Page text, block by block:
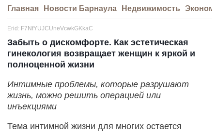
Главная Новости Барнаула Недвижимость
Erid: F7NfYUJCUneVcwkGKkaC
Забыть о дискомфорте. Как эстетическая
гинекология возвращает женщин к яркой и
полноценной жизни
Интимные проблемы, которые разрушают
жизнь, можно решить операцией или
инъекциями
Тема интимной жизни для многих остается